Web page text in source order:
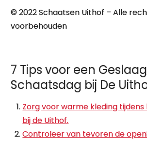
© 2022 Schaatsen Uithof – Alle
voorbehouden
7 Tips voor een
Schaatsdag bij De
Zorg voor warme kleding
bij de Uithof.
Controleer van tevoren de